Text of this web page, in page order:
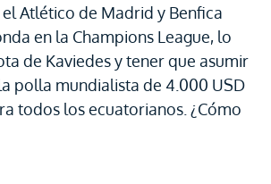
Atlético de Madrid y Benfica
en la Champions League, lo
de Kaviedes y tener que asumir
polla mundialista de 4.000 USD
todos los ecuatorianos. ¿Cómo